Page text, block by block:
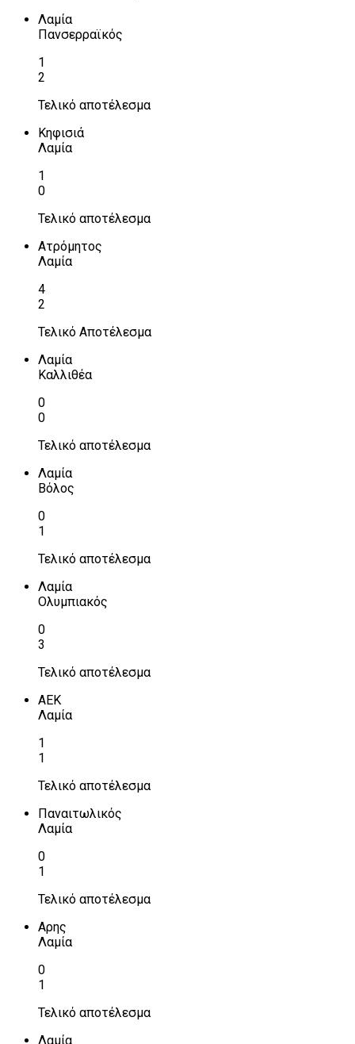
Λαμία
Πανσερραϊκός
1
2
Τελικό αποτέλεσμα
Κηφισιά
Λαμία
1
0
Τελικό αποτέλεσμα
Ατρόμητος
Λαμία
4
2
Τελικό Αποτέλεσμα
Λαμία
Καλλιθέα
0
0
Τελικό αποτέλεσμα
Λαμία
Βόλος
0
1
Τελικό αποτέλεσμα
Λαμία
Ολυμπιακός
0
3
Τελικό αποτέλεσμα
ΑΕΚ
Λαμία
1
1
Τελικό αποτέλεσμα
Παναιτωλικός
Λαμία
0
1
Τελικό αποτέλεσμα
Αρης
Λαμία
0
1
Τελικό αποτέλεσμα
Λαμία